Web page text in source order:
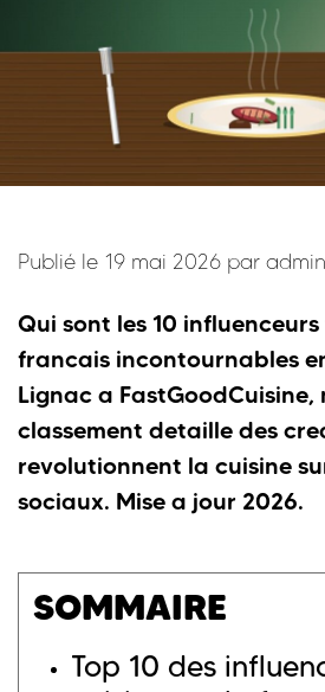
Publié le 19 mai 2026 par admin
Qui sont les 10
francais incontournables
Lignac a FastGoodCuisine,
classement detaille des
revolutionnent la cuisine
sociaux. Mise a jour 2026.
SOMMAIRE
Top 10 des